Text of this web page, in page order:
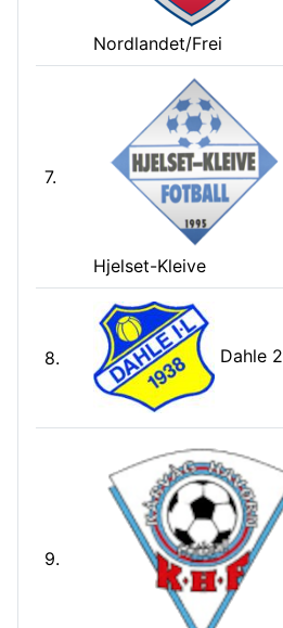
Nordlandet/Frei
7.
Hjelset-Kleive
8. Dahle 2
9.